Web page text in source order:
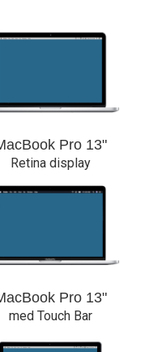
Pro 13"
Retina display
Pro 13"
med Touch Bar